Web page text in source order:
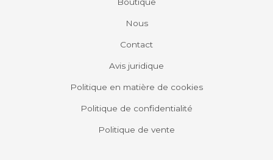
Nous
Contact
Avis juridique
Politique en matière de cookies
Politique de confidentialité
Politique de vente